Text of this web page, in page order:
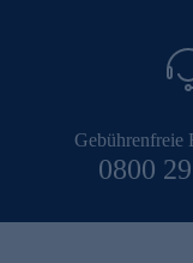
Gebührenfreie
0800